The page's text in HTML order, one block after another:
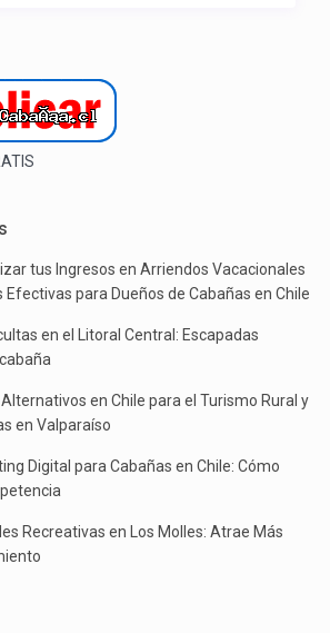
tus Ingresos en Arriendos Vacacionales
Efectivas para Dueños de Cabañas en Chile
en el Litoral Central: Escapadas
Alternativos en Chile para el Turismo Rural y
en Valparaíso
Digital para Cabañas en Chile: Cómo
Recreativas en Los Molles: Atrae Más